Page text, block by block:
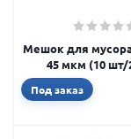
Мешок для
45 мкм (10 шт/
Под заказ